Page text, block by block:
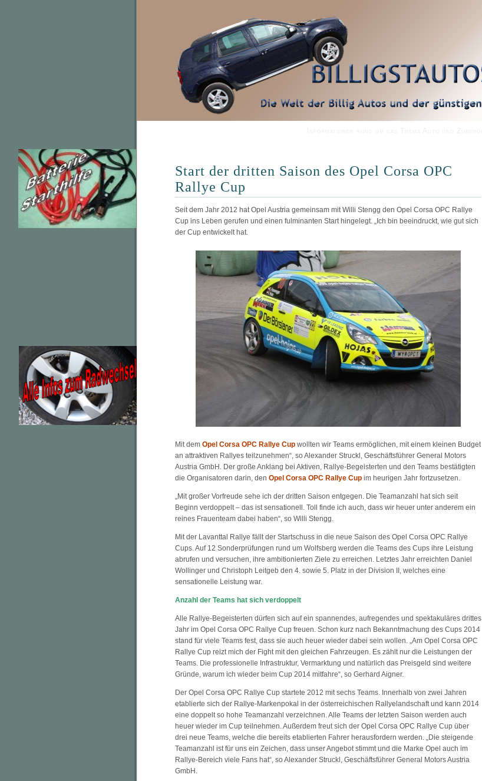
Start der dritten Saison des Opel Corsa OPC
Rallye Cup
Seit dem Jahr 2012 hat Opel Austria gemeinsam mit Willi Stengg den Opel Corsa OPC Rallye
Cup ins Leben gerufen und einen fulminanten Start hingelegt. „Ich bin beeindruckt, wie gut sich
der Cup entwickelt hat.
Mit dem Opel Corsa OPC Rallye Cup wollten wir Teams ermöglichen, mit einem kleinen Budget
an attraktiven Rallyes teilzunehmen“, so Alexander Struckl, Geschäftsführer General Motors
Austria GmbH. Der große Anklang bei Aktiven, Rallye-Begeisterten und den Teams bestätigten
die Organisatoren darin, den Opel Corsa OPC Rallye Cup im heurigen Jahr fortzusetzen.
„Mit großer Vorfreude sehe ich der dritten Saison entgegen. Die Teamanzahl hat sich seit
Beginn verdoppelt – das ist sensationell. Toll finde ich auch, dass wir heuer unter anderem ein
reines Frauenteam dabei haben“, so Willi Stengg.
Mit der Lavanttal Rallye fällt der Startschuss in die neue Saison des Opel Corsa OPC Rallye
Cups. Auf 12 Sonderprüfungen rund um Wolfsberg werden die Teams des Cups ihre Leistung
abrufen und versuchen, ihre ambitionierten Ziele zu erreichen. Letztes Jahr erreichten Daniel
Wollinger und Christoph Leitgeb den 4. sowie 5. Platz in der Division II, welches eine
sensationelle Leistung war.
Anzahl der Teams hat sich verdoppelt
Alle Rallye-Begeisterten dürfen sich auf ein spannendes, aufregendes und spektakuläres drittes
Jahr im Opel Corsa OPC Rallye Cup freuen. Schon kurz nach Bekanntmachung des Cups 2014
stand für viele Teams fest, dass sie auch heuer wieder dabei sein wollen. „Am Opel Corsa OPC
Rallye Cup reizt mich der Fight mit den gleichen Fahrzeugen. Es zählt nur die Leistungen der
Teams. Die professionelle Infrastruktur, Vermarktung und natürlich das Preisgeld sind weitere
Gründe, warum ich wieder beim Cup 2014 mitfahre“, so Gerhard Aigner.
Der Opel Corsa OPC Rallye Cup startete 2012 mit sechs Teams. Innerhalb von zwei Jahren
etablierte sich der Rallye-Markenpokal in der österreichischen Rallyelandschaft und kann 2014
eine doppelt so hohe Teamanzahl verzeichnen. Alle Teams der letzten Saison werden auch
heuer wieder im Cup teilnehmen. Außerdem freut sich der Opel Corsa OPC Rallye Cup über
drei neue Teams, welche die bereits etablierten Fahrer herausfordern werden. „Die steigende
Teamanzahl ist für uns ein Zeichen, dass unser Angebot stimmt und die Marke Opel auch im
Rallye-Bereich viele Fans hat“, so Alexander Struckl, Geschäftsführer General Motors Austria
GmbH.